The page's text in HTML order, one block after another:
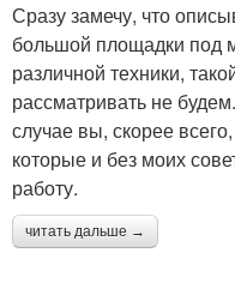
Сразу замечу, что
большой площадки под
различной техники,
рассматривать не
случае вы, скорее
которые и без моих
работу.
читать дальше →